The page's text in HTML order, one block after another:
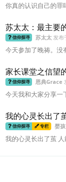
你真的认识自己的罪
苏太太：最主要
信仰探寻 苏太太 发布
今天参加了晚祷。没
家长课堂之信望
信仰探寻 恩典Grace
今天我和大家分享一
我的心灵长出了
信仰探寻 专栏 婴孩
我的心灵长出了茧